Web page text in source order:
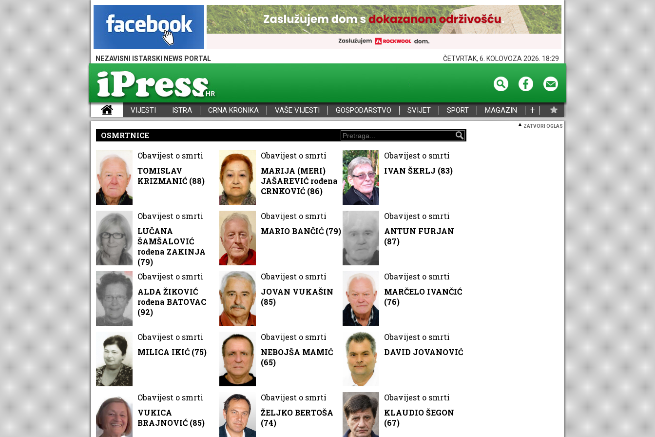
NEZAVISNI ISTARSKI NEWS PORTAL ČETVRTAK, 6. KOLOVOZA 2026. 18:29
VIJESTI ISTRA CRNA KRONIKA VAŠE VIJESTI GOSPODARSTVO SVIJET SPORT MAGAZIN †
ZATVORI OGLAS
OSMRTNICE
Obavijest o smrti
TOMISLAV
KRIZMANIĆ (88)
Obavijest o smrti
MARIJA (MERI)
JAŠAREVIĆ rođena
CRNKOVIĆ (86)
Obavijest o smrti
IVAN ŠKRLJ (83)
Obavijest o smrti
LUČANA
ŠAMŠALOVIĆ
rođena ZAKINJA
(79)
Obavijest o smrti
MARIO BANČIĆ (79)
Obavijest o smrti
ANTUN FURJAN
(87)
Obavijest o smrti
ALDA ŽIKOVIĆ
rođena BATOVAC
(92)
Obavijest o smrti
JOVAN VUKAŠIN
(85)
Obavijest o smrti
MARČELO IVANČIĆ
(76)
Obavijest o smrti
MILICA IKIĆ (75)
Obavijest o smrti
NEBOJŠA MAMIĆ
(65)
Obavijest o smrti
DAVID JOVANOVIĆ
Obavijest o smrti
VUKICA
BRAJNOVIĆ (85)
Obavijest o smrti
ŽELJKO BERTOŠA
(74)
Obavijest o smrti
KLAUDIO ŠEGON
(67)